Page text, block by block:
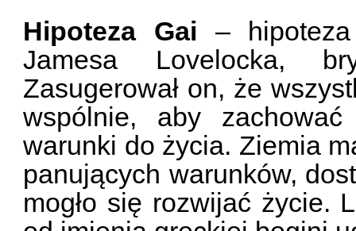
Hipoteza Gai –
Jamesa Lovelocka,
Zasugerował on, że
wspólnie, aby
warunki do życia. Ziemia
panujących warunków,
mogło się rozwijać życie.